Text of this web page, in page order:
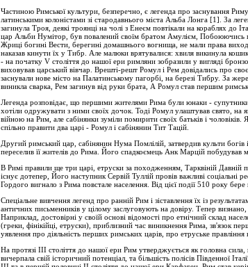
Частиною Римської культури, безперечно, є легенда про заснування
латинськими колоністами зі стародавнього міста Альба Лонга [1]. За
загинула Троя, деякі троянці на чолі з Енеєм повтікали на кораблях до
цар Альби Нумітор, був повалений своїм братом Амулієм, Побоюючись
Жриці богині Вести, берегині домашнього вогнища, не мали права
наказав кинути їх у Тибр. Але малюки врятувалися: хвиля викинула
- на початку V століття до нашої ери римляни зобразили у вигляді
виховував царський вівчар. Врешті-решт Ромул і Рем довідались про
заснували нове місто на Палатинському пагорбі, на березі Тибру. За
виникла сварка, Рем загинув від руки брата, А Ромул став першим
Легенда розповідає, що першими жителями Рима були юнаки -
хотіли одружувати з ними своїх дочок. Тоді Ромул улаштував свято, на
війною на Рим, але сабінянки зуміли помирити своїх батьків і
спільно правити два царі - Ромул і сабінянин Тит Тацій.
Другий римський цар, сабінянин Нума Помлілій, затвердив культи богів
переселив її жителів до Рима. Його спадкоємець Анк Марцій побудував
В Римі правили ще три царі, етруски за походженням, Тарквіній Давній
існує дотепер, Його наступник Сервій Туллій провів важливі соціальні
Гордого вигнало з Рима повстале населення. Від цієї події 510 року бере
Спеціальне вивчення легенд про ранній Рим і зіставлення їх із
античних письменників у цілому заслуговують на довіру. Тепер
Наприклад, достовірні у своїй основі відомості про етнічний склад
(греки, фінікійці, етруски), приблизний час виникнення Рима, зв'язок
уявлення про діяльність перших римських царів, про етруське
На протязі III століття до нашої ери Рим утверджується як головна
вичерпала свій історичний потенціал, та більшість полісів Південної